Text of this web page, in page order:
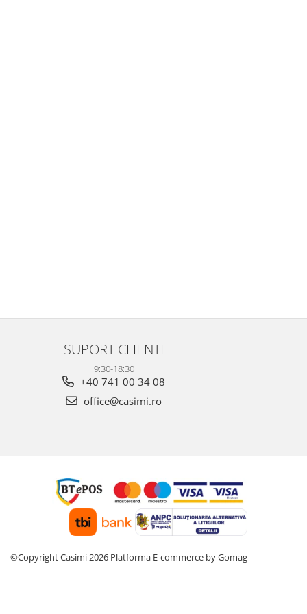
SUPORT CLIENTI
9:30-18:30
+40 741 00 34 08
office@casimi.ro
©Copyright Casimi 2026 Platforma E-commerce by Gomag